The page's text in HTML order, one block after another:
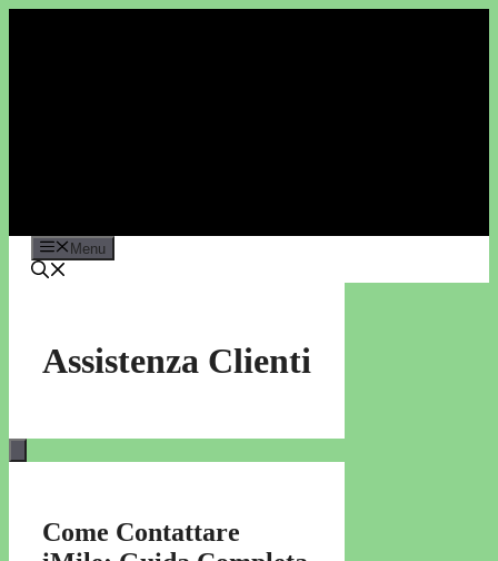
Menu
Assistenza Clienti
Come Contattare